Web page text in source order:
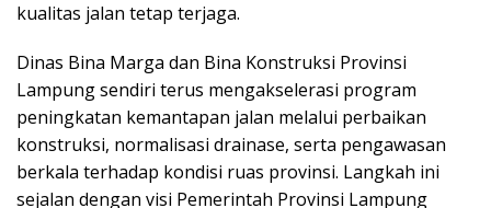
kualitas jalan tetap terjaga.
Dinas Bina Marga dan Bina Konstruksi Provinsi
Lampung sendiri terus mengakselerasi program
peningkatan kemantapan jalan melalui perbaikan
konstruksi, normalisasi drainase, serta pengawasan
berkala terhadap kondisi ruas provinsi. Langkah ini
sejalan dengan visi Pemerintah Provinsi Lampung